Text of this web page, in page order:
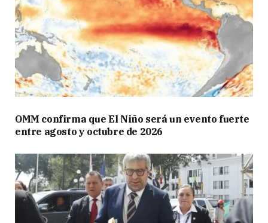
OMM confirma que El Niño será un evento fuerte
entre agosto y octubre de 2026